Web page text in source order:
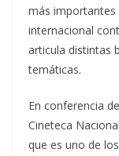
más importantes
internacional
articula distintas
temáticas.
En conferencia
Cineteca
que es uno de